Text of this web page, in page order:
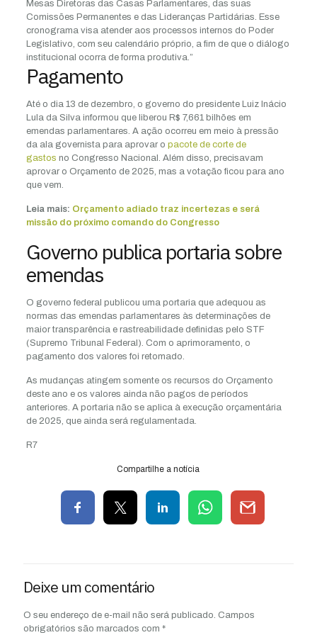
Mesas Diretoras das Casas Parlamentares, das suas
Comissões Permanentes e das Lideranças Partidárias. Esse
cronograma visa atender aos processos internos do Poder
Legislativo, com seu calendário próprio, a fim de que o diálogo
institucional ocorra de forma produtiva.”
Pagamento
Até o dia 13 de dezembro, o governo do presidente Luiz Inácio
Lula da Silva informou que liberou R$ 7,661 bilhões em
emendas parlamentares. A ação ocorreu em meio à pressão
da ala governista para aprovar o pacote de corte de
gastos no Congresso Nacional. Além disso, precisavam
aprovar o Orçamento de 2025, mas a votação ficou para ano
que vem.
Leia mais: Orçamento adiado traz incertezas e será
missão do próximo comando do Congresso
Governo publica portaria sobre
emendas
O governo federal publicou uma portaria que adequou as
normas das emendas parlamentares às determinações de
maior transparência e rastreabilidade definidas pelo STF
(Supremo Tribunal Federal). Com o aprimoramento, o
pagamento dos valores foi retomado.
As mudanças atingem somente os recursos do Orçamento
deste ano e os valores ainda não pagos de períodos
anteriores. A portaria não se aplica à execução orçamentária
de 2025, que ainda será regulamentada.
R7
Compartilhe a notícia
Deixe um comentário
O seu endereço de e-mail não será publicado. Campos
obrigatórios são marcados com *